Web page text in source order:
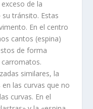
de la
tránsito. Estas
En el centro
cantos (espina)
de forma
similares, la
las curvas que no
curvas. En el